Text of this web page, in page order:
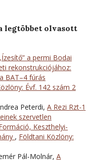
legtöbbet olvasott
a permi Bodai
rekonstrukciójához:
BAT–4 fúrás
Évf. 142 szám 2
Peterdi, A Rezi Rzt-1
szervetlen
Keszthelyi-
, Földtani Közlöny:
Pál-Molnár, A